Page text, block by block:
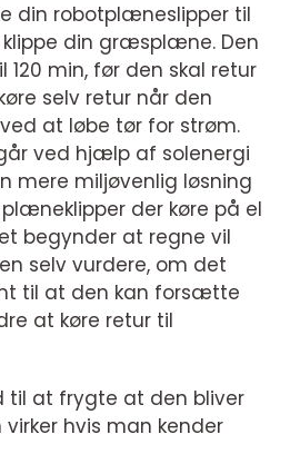
din robotplæneslipper til
din græsplæne. Den
120 min, før den skal retur
selv retur når den
at løbe tør for strøm.
ved hjælp af solenergi
mere miljøvenlig løsning
der køre på el
begynder at regne vil
selv vurdere, om det
til at den kan forsætte
at køre retur til
til at frygte at den bliver
hvis man kender